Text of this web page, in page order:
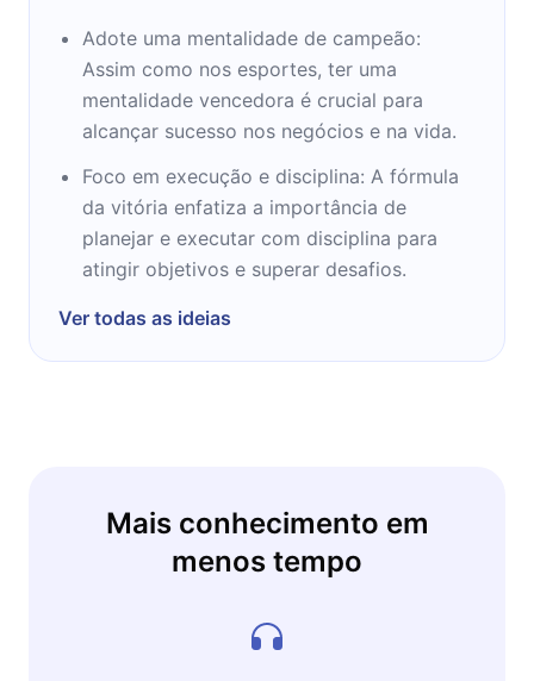
Adote uma mentalidade de campeão:
Assim como nos esportes, ter uma
mentalidade vencedora é crucial para
alcançar sucesso nos negócios e na vida.
Foco em execução e disciplina: A fórmula
da vitória enfatiza a importância de
planejar e executar com disciplina para
atingir objetivos e superar desafios.
Ver todas as ideias
Mais conhecimento em
menos tempo